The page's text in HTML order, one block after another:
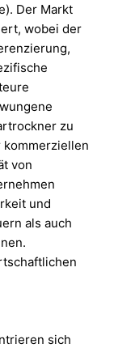
Der Markt
wobei der
zu
von
und
als auch
sich